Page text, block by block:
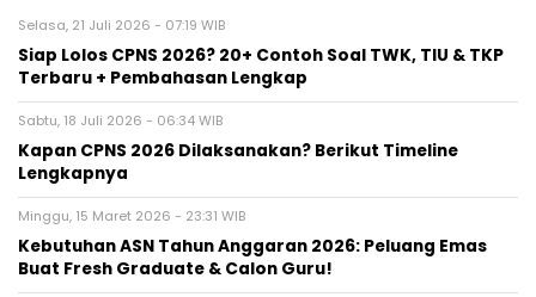
Selasa, 21 Juli 2026 - 07:19 WIB
Siap Lolos CPNS 2026? 20+ Contoh Soal TWK, TIU & TKP
Terbaru + Pembahasan Lengkap
Sabtu, 18 Juli 2026 - 06:34 WIB
Kapan CPNS 2026 Dilaksanakan? Berikut Timeline
Lengkapnya
Minggu, 15 Maret 2026 - 23:31 WIB
Kebutuhan ASN Tahun Anggaran 2026: Peluang Emas
Buat Fresh Graduate & Calon Guru!